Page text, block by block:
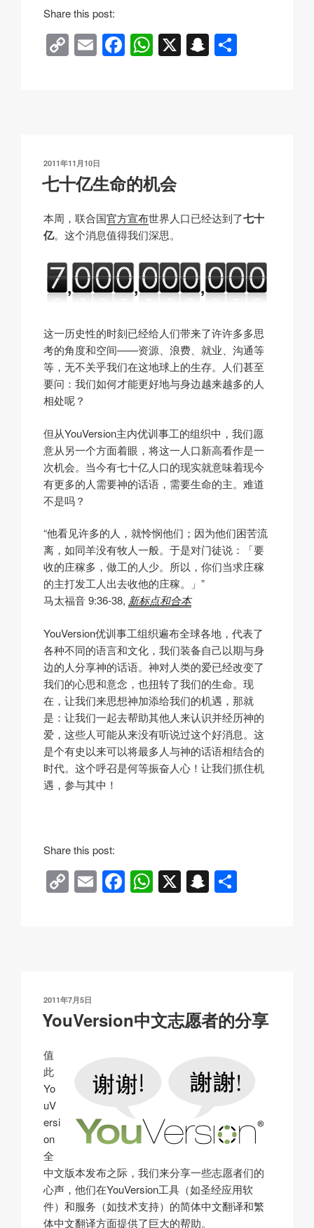
Share this post:
C
n
k
E F
o
k
W
p
X S
发
布
于
2011年11月10日
七十亿生命的机会
本周，联合国官方宣布世界人口已经达到了七十
亿。这个消息值得我们深思。
这一历史性的时刻已经给人们带来了许许多多思
考的角度和空间——资源、浪费、就业、沟通等
等，无不关乎我们在这地球上的生存。人们甚至
要问：我们如何才能更好地与身边越来越多的人
相处呢？
但从YouVersion主内优训事工的组织中，我们愿
意从另一个方面着眼，将这一人口新高看作是一
次机会。当今有七十亿人口的现实就意味着现今
有更多的人需要神的话语，需要生命的主。难道
不是吗？
“他看见许多的人，就怜悯他们；因为他们困苦流
离，如同羊没有牧人一般。于是对门徒说：「要
收的庄稼多，做工的人少。所以，你们当求庄稼
的主打发工人出去收他的庄稼。」”
马太福音 9:36-38, 新标点和合本
YouVersion优训事工组织遍布全球各地，代表了
各种不同的语言和文化，我们装备自己以期与身
边的人分享神的话语。神对人类的爱已经改变了
我们的心思和意念，也扭转了我们的生命。现
在，让我们来思想神加添给我们的机遇，那就
是：让我们一起去帮助其他人来认识并经历神的
爱，这些人可能从来没有听说过这个好消息。这
是个有史以来可以将最多人与神的话语相结合的
时代。这个呼召是何等振奋人心！让我们抓住机
遇，参与其中！
Share this post:
C
o
n
k
E
m
F
a
o
W
h
p
X S
n
at
发
布
于
2011年7月5日
YouVersion中文志愿者的分享
值
此
Yo
uV
ersi
on
全
中文版本发布之际，我们来分享一些志愿者们的
心声，他们在YouVersion工具（如圣经应用软
件）和服务（如技术支持）的简体中文翻译和繁
体中文翻译方面提供了巨大的帮助。